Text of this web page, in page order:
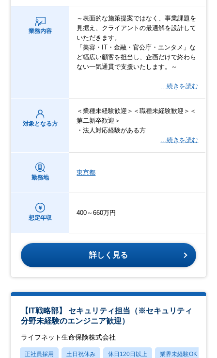
業務内容
～表面的な施策提案ではなく、事業課題を
見据え、クライアントの最適解を設計して
いただきます。
「美容・IT・金融・官公庁・エンタメ」な
ど幅広い顧客を担当し、企画だけで終わら
ない一気通貫で支援いたします。～
…続きを読む
対象となる方
＜業種未経験歓迎＞＜職種未経験歓迎＞＜
第二新卒歓迎＞
・法人対応経験がある方
…続きを読む
勤務地
東京都
想定年収
400～660万円
詳しく見る
【IT戦略部】 セキュリティ担当（※セキュリティ
分野未経験のエンジニア歓迎）
ライフネット生命保険株式会社
正社員採用 土日祝休み 休日120日以上 業界未経験OK